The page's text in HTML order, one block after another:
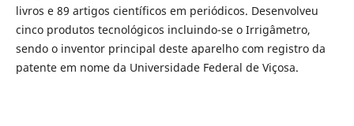
livros e 89 artigos científicos em periódicos. Desenvolveu
cinco produtos tecnológicos incluindo-se o Irrigâmetro,
sendo o inventor principal deste aparelho com registro da
patente em nome da Universidade Federal de Viçosa.